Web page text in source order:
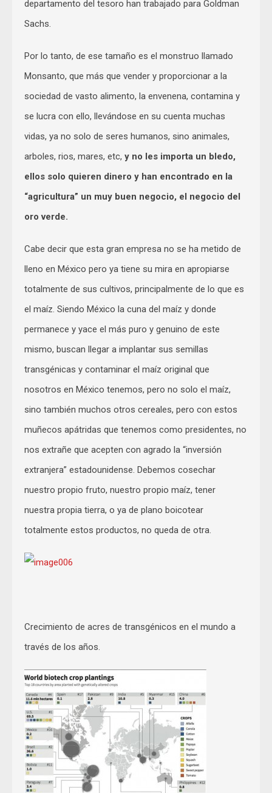
departamento del tesoro han trabajado para Goldman
Sachs.
Por lo tanto, de ese tamaño es el monstruo llamado
Monsanto, que más que vender y proporcionar a la
sociedad de vasto alimento, la envenena, contamina y
se lucra con ello, llevándose en su cuenta muchas
vidas, ya no solo de seres humanos, sino animales,
arboles, rios, mares, etc, y no les importa un bledo,
ellos solo quieren dinero y han encontrado en la
“agricultura” un muy buen negocio, el negocio del
oro verde.
Cabe decir que esta gran empresa no se ha metido de
lleno en México pero ya tiene su mira en apropiarse
totalmente de sus cultivos, principalmente de lo que es
el maíz. Siendo México la cuna del maíz y donde
permanece y yace el más puro y genuino de este
mismo, buscan llegar a implantar sus semillas
transgénicas y contaminar el maíz original que
nosotros en México tenemos, pero no solo el maíz,
sino también muchos otros cereales, pero con estos
muñecos apátridas que tenemos como presidentes, no
nos extrañe que acepten con agrado la “inversión
extranjera” estadounidense. Debemos cosechar
nuestro propio fruto, nuestro propio maíz, tener
nuestra propia tierra, o ya de plano boicotear
totalmente estos productos, no queda de otra.
Crecimiento de acres de transgénicos en el mundo a
través de los años.